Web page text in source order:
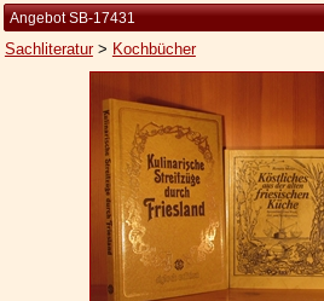
Kleine Kulturgeschichte
Die Brockhaus Auflagen
Die Meyer Auflagen
Angebot SB-17431
Sachliteratur> Kochbücher